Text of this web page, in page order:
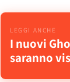
I nuovi
saranno